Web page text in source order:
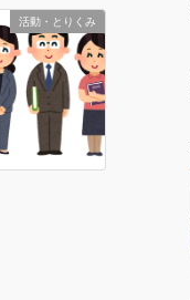
活動・とりくみ